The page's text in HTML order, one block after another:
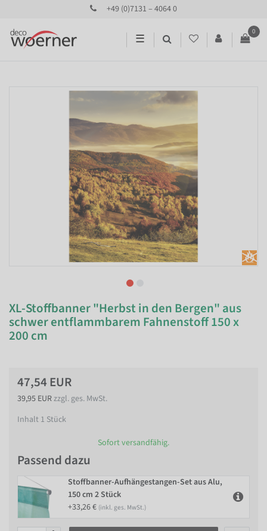
+49 (0)7131 – 4064 0
☰
0
XL-Stoffbanner "Herbst in den Bergen" aus
schwer entflammbarem Fahnenstoff 150 x
200 cm
47,54 EUR
39,95 EURzzgl. ges. MwSt.
Inhalt 1 Stück
Sofort versandfähig.
Passend dazu
Stoffbanner-Aufhängestangen-Set aus Alu,
150 cm 2 Stück
+33,26 € (inkl. ges. MwSt.)